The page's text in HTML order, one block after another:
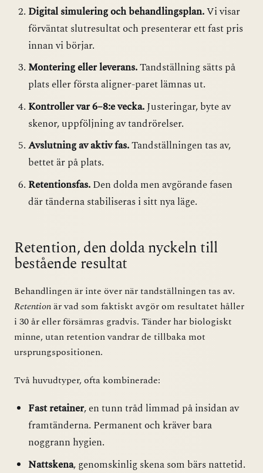
Digital simulering och behandlingsplan.Vi visar
förväntat slutresultat och presenterar ett fast pris
innan vi börjar.
Montering eller leverans.Tandställning sätts på
plats eller första aligner-paret lämnas ut.
Kontroller var 6–8:e vecka.Justeringar, byte av
skenor, uppföljning av tandrörelser.
Avslutning av aktiv fas.Tandställningen tas av,
bettet är på plats.
Retentionsfas.Den dolda men avgörande fasen
där tänderna stabiliseras i sitt nya läge.
Retention, den dolda nyckeln till
bestående resultat
Behandlingen är inte över när tandställningen tas av.
Retentionär vad som faktiskt avgör om resultatet håller
i 30 år eller försämras gradvis. Tänder har biologiskt
minne, utan retention vandrar de tillbaka mot
ursprungspositionen.
Två huvudtyper, ofta kombinerade:
Fast retainer, en tunn tråd limmad på insidan av
framtänderna. Permanent och kräver bara
noggrann hygien.
Nattskena, genomskinlig skena som bärs nattetid.